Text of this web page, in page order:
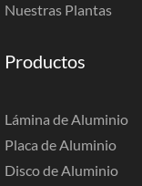
Nuestras Plantas
Productos
Lámina de Aluminio
Placa de Aluminio
Disco de Aluminio